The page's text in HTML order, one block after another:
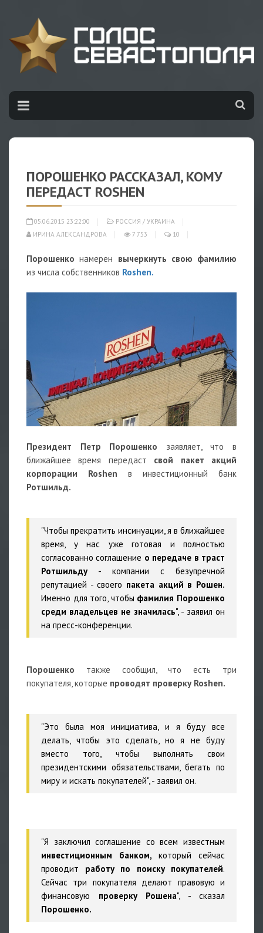
ПОРОШЕНКО РАССКАЗАЛ, КОМУ
ПЕРЕДАСТ ROSHEN
05.06.2015 23:22:00 РОССИЯ / УКРАИНА
ИРИНА АЛЕКСАНДРОВА
7 753 10
Порошенконамерен вычеркнуть свою фамилию
из числа собственников Roshen.
Президент Петр Порошенко заявляет, что в
ближайшее время передаст свой пакет акций
корпорации Roshen в инвестиционный банк
Ротшильд.
"Чтобы прекратить инсинуации, я в ближайшее
время, у нас уже готовая и полностью
согласованно соглашение о передаче в траст
Ротшильду- компании с безупречной
репутацией - своего пакета акций в Рошен.
Именно для того, чтобы фамилия Порошенко
среди владельцев не значилась", - заявил он
на пресс-конференции.
Порошенко также сообщил, что есть три
покупателя, которые проводят проверку Roshen.
"Это была моя инициатива, и я буду все
делать, чтобы это сделать, но я не буду
вместо того, чтобы выполнять свои
президентскими обязательствами, бегать по
миру и искать покупателей", - заявил он.
"Я заключил соглашение со всем известным
инвестиционным банком, который сейчас
проводит работу по поиску покупателей.
Сейчас три покупателя делают правовую и
финансовую проверку Рошена", - сказал
Порошенко.